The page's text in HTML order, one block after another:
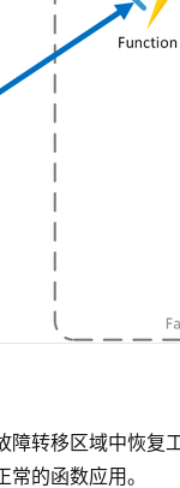
转移区域中恢复
的函数应用。